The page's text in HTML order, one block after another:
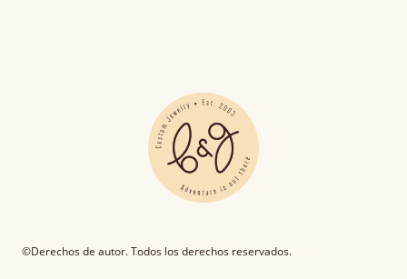
©Derechos de autor. Todos los derechos reservados.